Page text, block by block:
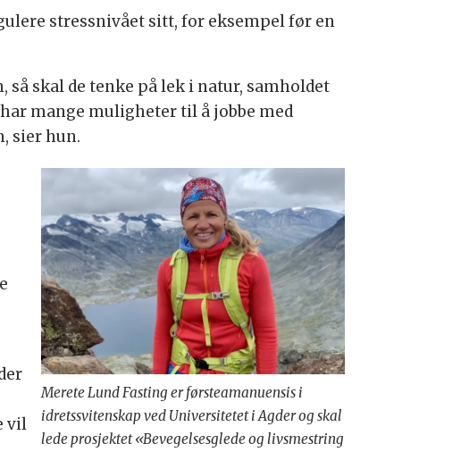
stressnivået sitt, for eksempel før en
skal de tenke på lek i natur, samholdet
har mange muligheter til å jobbe med
sier hun.
Merete Lund Fasting er førsteamanuensis i
idretssvitenskap ved Universitetet i Agder og skal
lede prosjektet «Bevegelsesglede og livsmestring
vil